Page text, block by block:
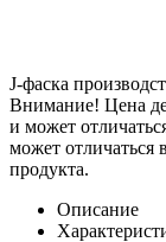
J-фаска
Внимание! Цена
и может
может отличаться
продукта.
Описание